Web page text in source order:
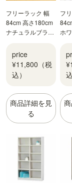
フリーラック 幅
84cm 高さ180cm
ナチュラルブラウ
フルニコ FUL-
1885NA
price
¥11,800（税
込）
商品詳細を見
る
フ
ホ
ル